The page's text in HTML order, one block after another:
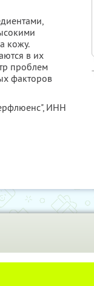
кожу.
в их
проблем
факторов
ИНН